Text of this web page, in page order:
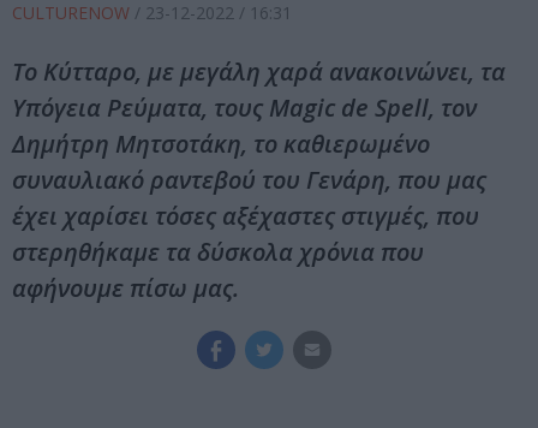
CULTURENOW / 23-12-2022 / 16:31
Tο Κύτταρο, με μεγάλη χαρά ανακοινώνει, τα
Υπόγεια Ρεύματα, τους Magic de Spell, τον
Δημήτρη Μητσοτάκη, το καθιερωμένο
συναυλιακό ραντεβού του Γενάρη, που μας
έχει χαρίσει τόσες αξέχαστες στιγμές, που
στερηθήκαμε τα δύσκολα χρόνια που
αφήνουμε πίσω μας.